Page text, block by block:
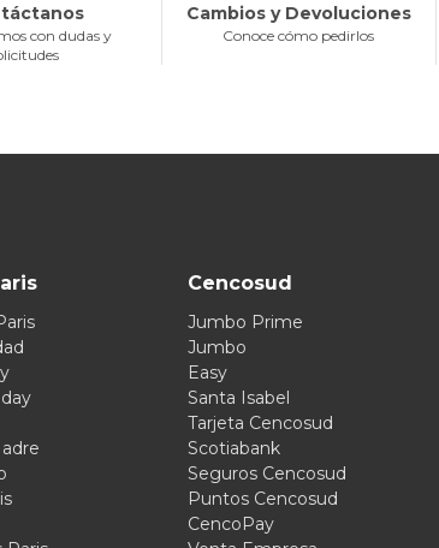
con dudas y
Cambios y Devoluciones
Conoce cómo pedirlos
Cencosud
Jumbo Prime
Jumbo
Easy
Santa Isabel
Tarjeta Cencosud
Scotiabank
Seguros Cencosud
Puntos Cencosud
CencoPay